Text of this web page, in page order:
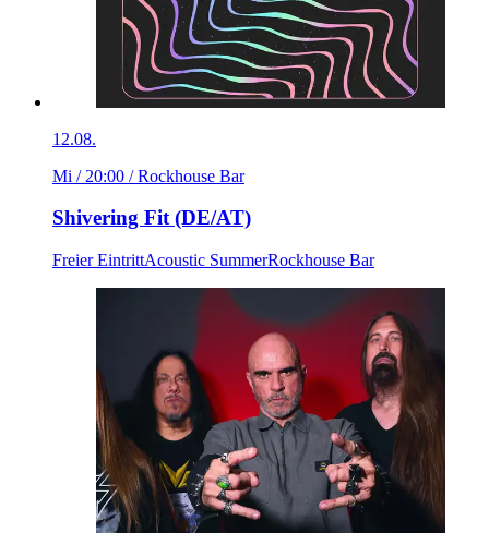
12.08.
Mi / 20:00 / Rockhouse Bar
Shivering Fit (DE/AT)
Freier EintrittAcoustic SummerRockhouse Bar